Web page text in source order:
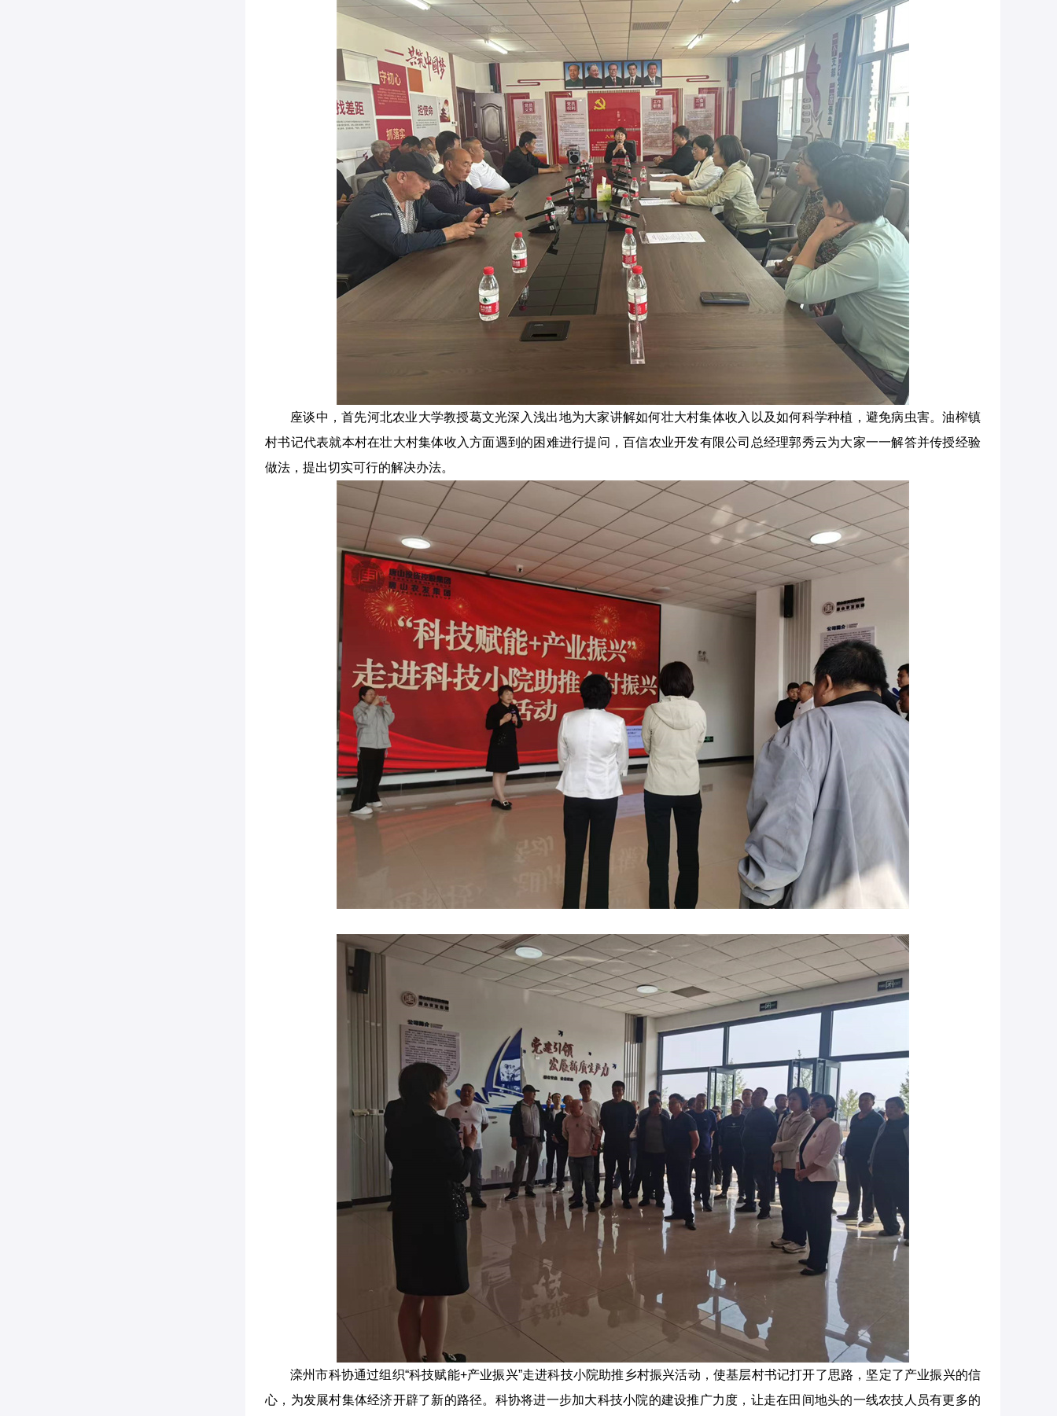
座谈中，首先河北农业大学教授葛文光深入浅出地为大家讲解如何壮大村集体收入以及如何科学种植，避免病虫害。油榨镇
村书记代表就本村在壮大村集体收入方面遇到的困难进行提问，百信农业开发有限公司总经理郭秀云为大家一一解答并传授经验
做法，提出切实可行的解决办法。
滦州市科协通过组织“科技赋能+产业振兴”走进科技小院助推乡村振兴活动，使基层村书记打开了思路，坚定了产业振兴的信
心，为发展村集体经济开辟了新的路径。科协将进一步加大科技小院的建设推广力度，让走在田间地头的一线农技人员有更多的